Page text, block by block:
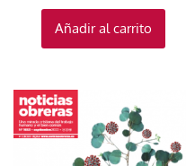
Añadir al carrito